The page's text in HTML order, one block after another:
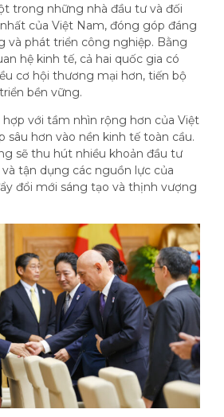
trong những nhà đầu tư và đối
của Việt Nam, đóng góp đáng
và phát triển công nghiệp. Bằng
hệ kinh tế, cả hai quốc gia có
cơ hội thương mại hơn, tiến bộ
bền vững.
hợp với tầm nhìn rộng hơn của Việt
sâu hơn vào nền kinh tế toàn cầu.
sẽ thu hút nhiều khoản đầu tư
tận dụng các nguồn lực của
đổi mới sáng tạo và thịnh vượng